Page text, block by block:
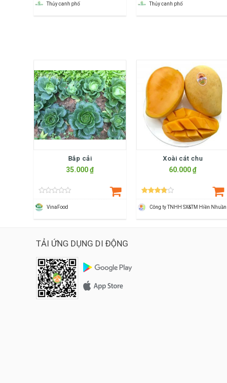
Thủy canh phố Thủy canh phố
Bắp cải
35.000 ₫
VinaFood
Xoài cát chu
60.000 ₫
Công ty TNHH SX&TM Hiền Nhuần
TẢI ỨNG DỤNG DI ĐỘNG